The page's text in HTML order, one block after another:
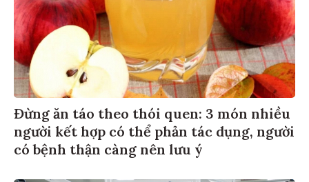
Đừng ăn táo theo thói quen: 3 món nhiều
người kết hợp có thể phản tác dụng, người
có bệnh thận càng nên lưu ý